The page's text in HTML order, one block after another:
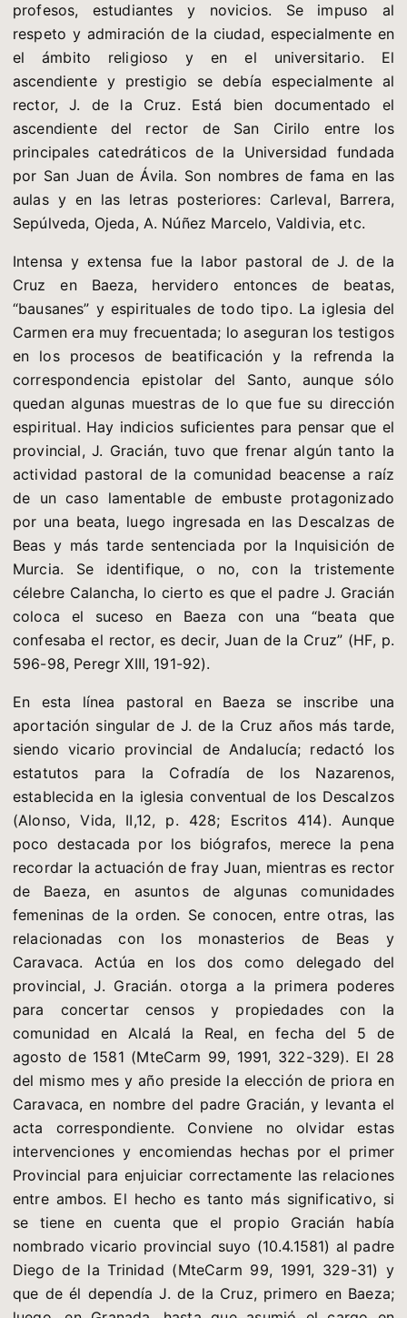
profesos, estudiantes y novicios. Se impuso al
respeto y admiración de la ciudad, especialmente en
el ámbito religioso y en el universitario. El
ascendiente y prestigio se debía especialmente al
rector, J. de la Cruz. Está bien documentado el
ascendiente del rector de San Cirilo entre los
principales catedráticos de la Universidad fundada
por San Juan de Ávila. Son nombres de fama en las
aulas y en las letras posteriores: Carleval, Barrera,
Sepúlveda, Ojeda, A. Núñez Marcelo, Valdivia, etc.
Intensa y extensa fue la labor pastoral de J. de la
Cruz en Baeza, hervidero entonces de beatas,
“bausanes” y espirituales de todo tipo. La iglesia del
Carmen era muy frecuentada; lo aseguran los testigos
en los procesos de beatificación y la refrenda la
correspondencia epistolar del Santo, aunque sólo
quedan algunas muestras de lo que fue su dirección
espiritual. Hay indicios suficientes para pensar que el
provincial, J. Gracián, tuvo que frenar algún tanto la
actividad pastoral de la comunidad beacense a raíz
de un caso lamentable de embuste protagonizado
por una beata, luego ingresada en las Descalzas de
Beas y más tarde sentenciada por la Inquisición de
Murcia. Se identifique, o no, con la tristemente
célebre Calancha, lo cierto es que el padre J. Gracián
coloca el suceso en Baeza con una “beata que
confesaba el rector, es decir, Juan de la Cruz” (HF, p.
596-98, Peregr XIII, 191-92).
En esta línea pastoral en Baeza se inscribe una
aportación singular de J. de la Cruz años más tarde,
siendo vicario provincial de Andalucía; redactó los
estatutos para la Cofradía de los Nazarenos,
establecida en la iglesia conventual de los Descalzos
(Alonso, Vida, II,12, p. 428; Escritos 414). Aunque
poco destacada por los biógrafos, merece la pena
recordar la actuación de fray Juan, mientras es rector
de Baeza, en asuntos de algunas comunidades
femeninas de la orden. Se conocen, entre otras, las
relacionadas con los monasterios de Beas y
Caravaca. Actúa en los dos como delegado del
provincial, J. Gracián. otorga a la primera poderes
para concertar censos y propiedades con la
comunidad en Alcalá la Real, en fecha del 5 de
agosto de 1581 (MteCarm 99, 1991, 322-329). El 28
del mismo mes y año preside la elección de priora en
Caravaca, en nombre del padre Gracián, y levanta el
acta correspondiente. Conviene no olvidar estas
intervenciones y encomiendas hechas por el primer
Provincial para enjuiciar correctamente las relaciones
entre ambos. El hecho es tanto más significativo, si
se tiene en cuenta que el propio Gracián había
nombrado vicario provincial suyo (10.4.1581) al padre
Diego de la Trinidad (MteCarm 99, 1991, 329-31) y
que de él dependía J. de la Cruz, primero en Baeza;